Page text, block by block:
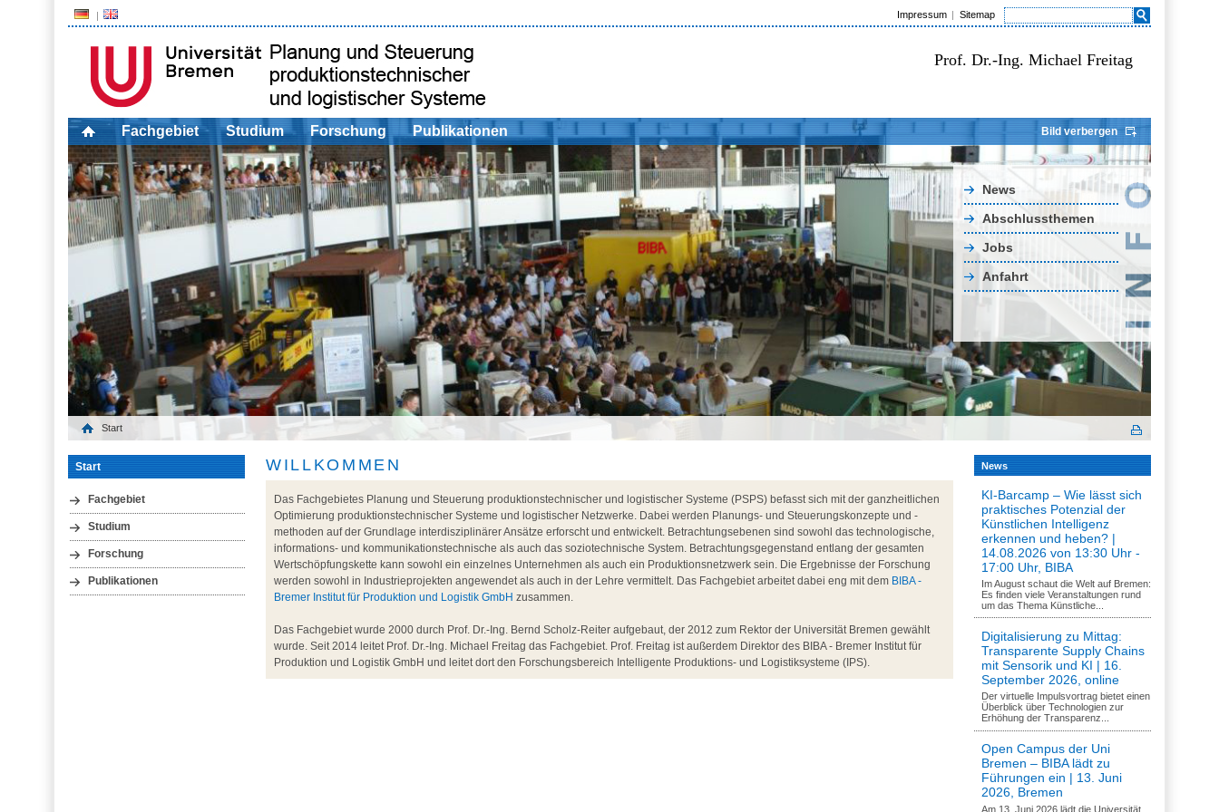
Impressum Sitemap
Prof. Dr.-Ing. Michael Freitag
Fachgebiet Studium Forschung Publikationen Bild verbergen
News
Abschlussthemen
Jobs
Anfahrt
Start
Start
Fachgebiet
Studium
Forschung
Publikationen
WILLKOMMEN
Das Fachgebietes Planung und Steuerung produktionstechnischer und logistischer Systeme (PSPS) befasst sich mit der ganzheitlichen
Optimierung produktionstechnischer Systeme und logistischer Netzwerke. Dabei werden Planungs- und Steuerungskonzepte und -
methoden auf der Grundlage interdisziplinärer Ansätze erforscht und entwickelt. Betrachtungsebenen sind sowohl das technologische,
informations- und kommunikationstechnische als auch das soziotechnische System. Betrachtungsgegenstand entlang der gesamten
Wertschöpfungskette kann sowohl ein einzelnes Unternehmen als auch ein Produktionsnetzwerk sein. Die Ergebnisse der Forschung
werden sowohl in Industrieprojekten angewendet als auch in der Lehre vermittelt. Das Fachgebiet arbeitet dabei eng mit dem BIBA -
Bremer Institut für Produktion und Logistik GmbH zusammen.
Das Fachgebiet wurde 2000 durch Prof. Dr.-Ing. Bernd Scholz-Reiter aufgebaut, der 2012 zum Rektor der Universität Bremen gewählt
wurde. Seit 2014 leitet Prof. Dr.-Ing. Michael Freitag das Fachgebiet. Prof. Freitag ist außerdem Direktor des BIBA - Bremer Institut für
Produktion und Logistik GmbH und leitet dort den Forschungsbereich Intelligente Produktions- und Logistiksysteme (IPS).
News
KI-Barcamp – Wie lässt sich
praktisches Potenzial der
Künstlichen Intelligenz
erkennen und heben? |
14.08.2026 von 13:30 Uhr -
17:00 Uhr, BIBA
Im August schaut die Welt auf Bremen:
Es finden viele Veranstaltungen rund
um das Thema Künstliche...
Digitalisierung zu Mittag:
Transparente Supply Chains
mit Sensorik und KI | 16.
September 2026, online
Der virtuelle Impulsvortrag bietet einen
Überblick über Technologien zur
Erhöhung der Transparenz...
Open Campus der Uni
Bremen – BIBA lädt zu
Führungen ein | 13. Juni
2026, Bremen
Am 13. Juni 2026 lädt die Universität